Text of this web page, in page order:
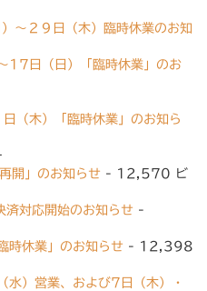
〜２９日（木）臨時休業のお知
17日（日）「臨時休業」のお
（木）「臨時休業」のお知ら
開」のお知らせ - 12,570 ビ
対応開始のお知らせ -
時休業」のお知らせ - 12,398
水）営業、および7日（木）・